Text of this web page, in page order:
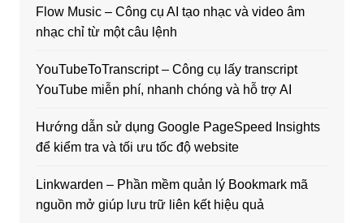
Flow Music – Công cụ AI tạo nhạc và video âm
nhạc chỉ từ một câu lệnh
YouTubeToTranscript – Công cụ lấy transcript
YouTube miễn phí, nhanh chóng và hỗ trợ AI
Hướng dẫn sử dụng Google PageSpeed Insights
để kiểm tra và tối ưu tốc độ website
Linkwarden – Phần mềm quản lý Bookmark mã
nguồn mở giúp lưu trữ liên kết hiệu quả